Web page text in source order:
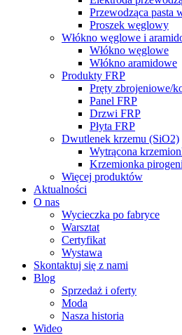
Przewodząca pasta
Proszek węglowy
Włókno węglowe i
Włókno węglowe
Włókno aramidowe
Produkty FRP
Pręty zbrojeniowe/
Panel FRP
Drzwi FRP
Płyta FRP
Dwutlenek krzemu (SiO2)
Wytrącona
Krzemionka
Więcej produktów
Aktualności
O nas
Wycieczka po fabryce
Warsztat
Certyfikat
Wystawa
Skontaktuj się z nami
Blog
Sprzedaż i oferty
Moda
Nasza historia
Wideo